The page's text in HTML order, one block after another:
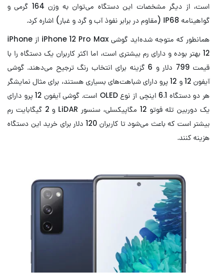
است، از دیگر مشخصات این دستگاه می‌توان به وزن 164 گرمی و
گواهینامه IP68 (مقاوم در برابر نفوذ آب و گرد و غبار) اشاره کرد.
همانطور که متوجه شده‌اید گوشی iPhone 12 Pro Max از iPhone
12 بهتر بوده و دارای رم بیشتری است، اما اکثر کاربران یک دستگاه را با
قیمت 799 دلار و 6 گزینه برای انتخاب رنگ ترجیح می‌دهند. گوشی
آیفون 12 و 12 پرو دارای شباهت‌های بسیاری هستند، برای مثال نمایشگر
هر دو دستگاه 6.1 اینچی از نوع OLED است. گوشی آیفون 12 پرو دارای
یک دوربین تله فوتو 12 مگاپیکسلی، سنسور LiDAR و 2 گیگابایت رم
بیشتر است که باعث می‌شود تا کاربران 120 دلار برای خرید این دستگاه
هزینه کنند.